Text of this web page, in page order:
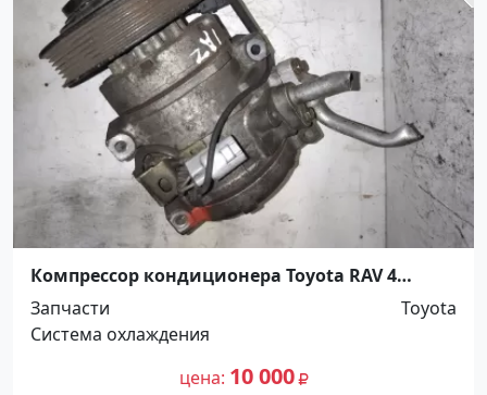
Компрессор кондиционера Toyota RAV 4
Краснодар
Запчасти
Toyota
Система охлаждения
цена 10 000